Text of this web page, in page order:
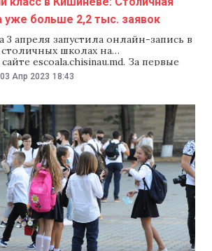
уже больше 2,2 тыс. заявок
апреля запустила онлайн-запись в
школах на
escoala.chisinau.md. За первые
на платформе зарегистрировали
на поступление в первый класс.
в том порядке, в котором их
03 Апр 2023 18:43